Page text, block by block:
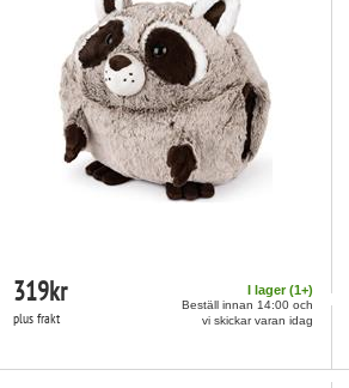
319kr
plus frakt
I lager (1+)
Beställ innan 14:00 och
vi skickar varan idag